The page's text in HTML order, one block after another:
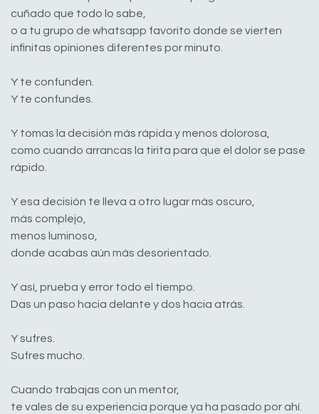
cuñado que todo lo sabe,
o a tu grupo de whatsapp favorito donde se vierten
infinitas opiniones diferentes por minuto.
Y te confunden.
Y te confundes.
Y tomas la decisión más rápida y menos dolorosa,
como cuando arrancas la tirita para que el dolor se pase
rápido.
Y esa decisión te lleva a otro lugar más oscuro,
más complejo,
menos luminoso,
donde acabas aún más desorientado.
Y así, prueba y error todo el tiempo.
Das un paso hacia delante y dos hacia atrás.
Y sufres.
Sufres mucho.
Cuando trabajas con un mentor,
te vales de su experiencia porque ya ha pasado por ahí.